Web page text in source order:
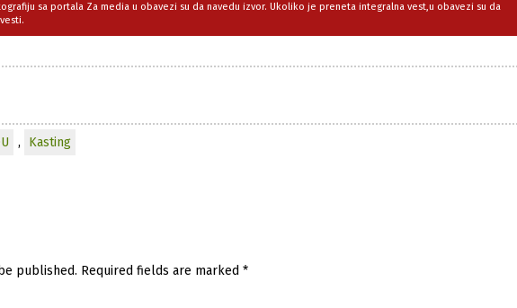
sa portala Za media u obavezi su da navedu izvor. Ukoliko je preneta integralna vest,u obavezi su da
, Kasting
published. Required fields are marked *